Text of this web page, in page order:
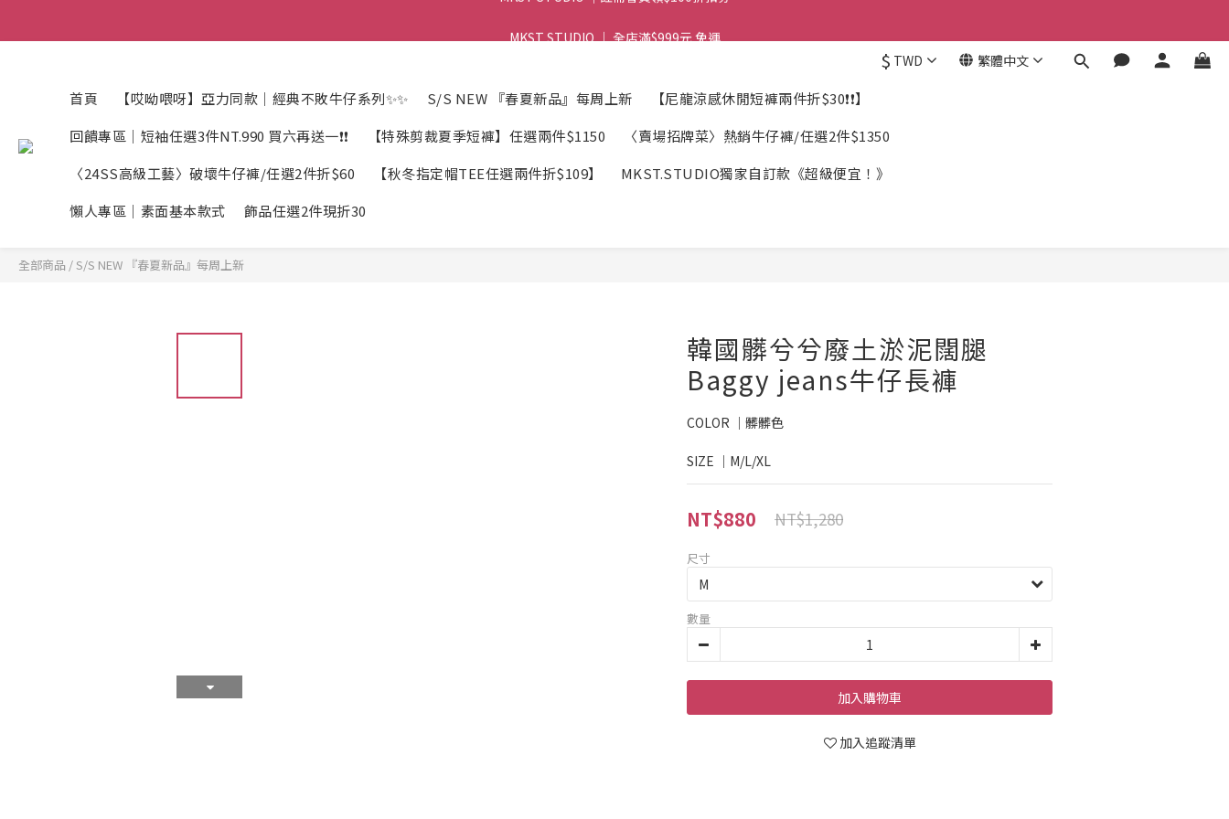
MKST STUDIO ｜ 全店滿$999元 免運
$ TWD 繁體中文
首頁 【哎呦喂呀】亞力同款｜經典不敗牛仔系列✨✨ S/S NEW 『春夏新品』每周上新
【尼龍涼感休閒短褲兩件折$30❗❗】
回饋專區｜短袖任選3件NT.990 買六再送一❗❗
【特殊剪裁夏季短褲】任選兩件$1150
〈賣場招牌菜〉熱銷牛仔褲/任選2件$1350
〈24SS高級工藝〉破壞牛仔褲/任選2件折$60
【秋冬指定帽TEE任選兩件折$109】
MKST.STUDIO獨家自訂款《超級便宜！》
懶人專區｜素面基本款式
飾品任選2件現折30
全部商品 /S/S NEW 『春夏新品』每周上新
韓國髒兮兮廢土淤泥闊腿
Baggy jeans牛仔長褲
COLOR ｜髒髒色
SIZE ｜M/L/XL
NT$880 NT$1,280
尺寸
數量
加入購物車
加入追蹤清單